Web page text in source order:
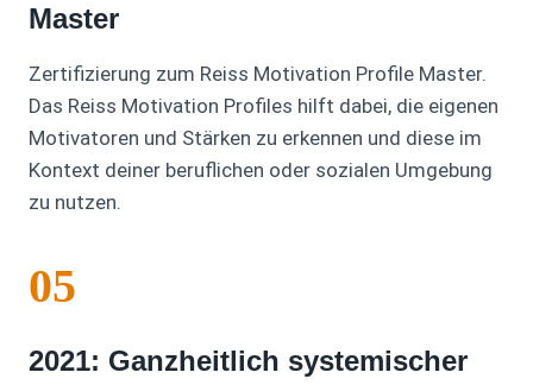
Master
Zertifizierung zum Reiss Motivation Profile Master.
Das Reiss Motivation Profiles hilft dabei, die eigenen
Motivatoren und Stärken zu erkennen und diese im
Kontext deiner beruflichen oder sozialen Umgebung
zu nutzen.
05
2021: Ganzheitlich systemischer